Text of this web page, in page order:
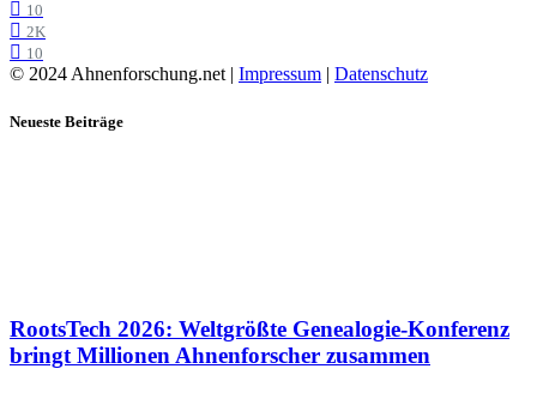
10
2K
10
© 2024 Ahnenforschung.net | Impressum | Datenschutz
Neueste Beiträge
RootsTech 2026: Weltgrößte Genealogie-Konferenz
bringt Millionen Ahnenforscher zusammen